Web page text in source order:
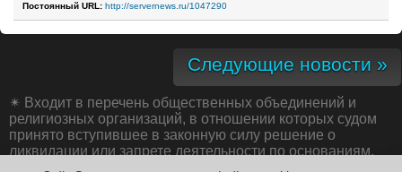
Постоянный URL: http://servernews.ru/1047290
Следующие новости »
✴ Входит в перечень общественных объединений и
религиозных организаций, в отношении которых судом
принято вступившее в законную силу решение о
ликвидации или запрете деятельности по основаниям,